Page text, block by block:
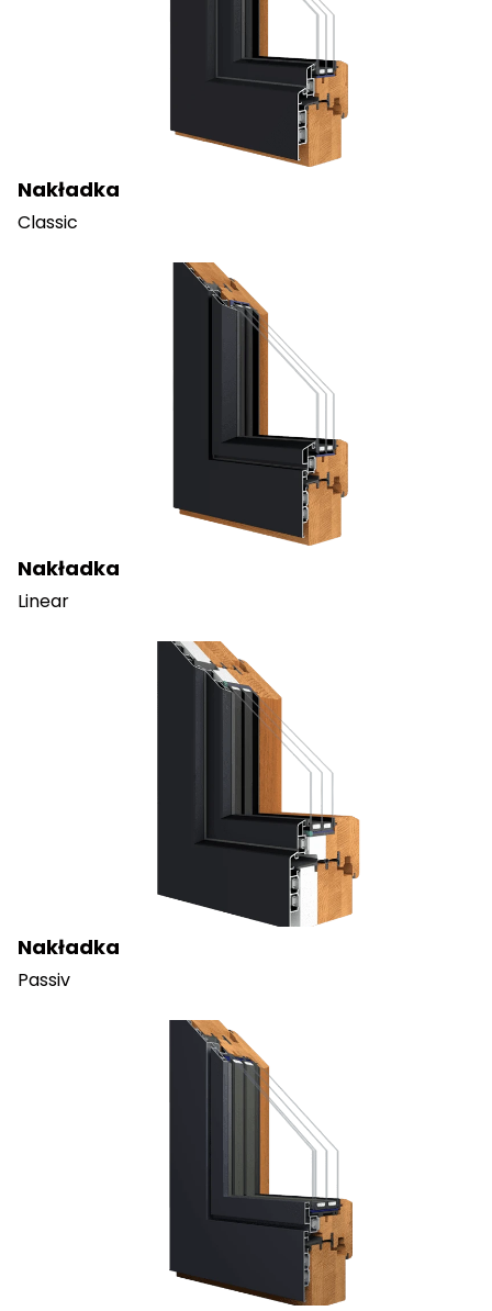
Nakładka
Classic
Nakładka
Linear
Nakładka
Passiv